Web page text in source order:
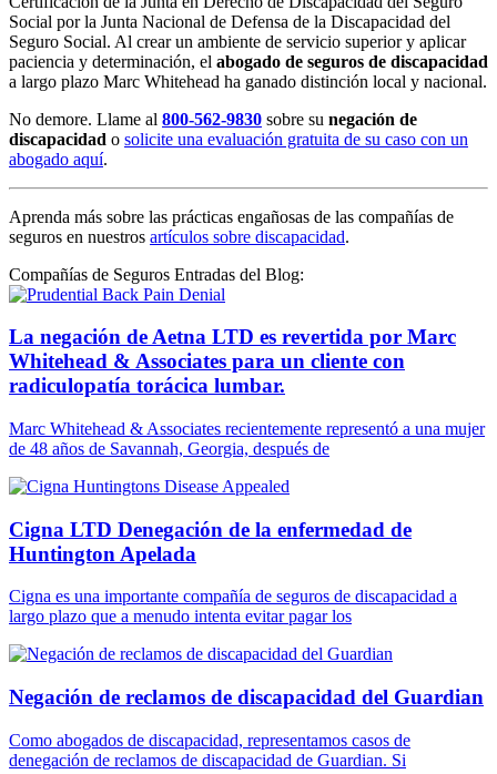
Social por la Junta Nacional de Defensa de la Discapacidad del
Seguro Social. Al crear un ambiente de servicio superior y aplicar
paciencia y determinación, el abogado de seguros de discapacidad
a largo plazo Marc Whitehead ha ganado distinción local y nacional.
No demore. Llame al 800-562-9830 sobre su negación de
discapacidad o solicite una evaluación gratuita de su caso con un
abogado aquí.
Aprenda más sobre las prácticas engañosas de las compañías de
seguros en nuestros artículos sobre discapacidad.
Compañías de Seguros Entradas del Blog:
La negación de Aetna LTD es revertida por Marc
Whitehead & Associates para un cliente con
radiculopatía torácica lumbar.
Marc Whitehead & Associates recientemente representó a una mujer
de 48 años de Savannah, Georgia, después de
Cigna LTD Denegación de la enfermedad de
Huntington Apelada
Cigna es una importante compañía de seguros de discapacidad a
largo plazo que a menudo intenta evitar pagar los
Negación de reclamos de discapacidad del Guardian
Como abogados de discapacidad, representamos casos de
denegación de reclamos de discapacidad de Guardian. Si